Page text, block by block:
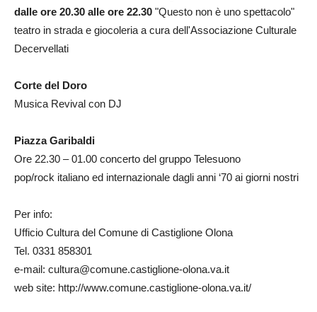
dalle ore 20.30 alle ore 22.30 "Questo non è uno spettacolo"
teatro in strada e giocoleria a cura dell'Associazione Culturale
Decervellati
Corte del Doro
Musica Revival con DJ
Piazza Garibaldi
Ore 22.30 – 01.00 concerto del gruppo Telesuono
pop/rock italiano ed internazionale dagli anni ‘70 ai giorni nostri
Per info:
Ufficio Cultura del Comune di Castiglione Olona
Tel. 0331 858301
e-mail: cultura@comune.castiglione-olona.va.it
web site: http://www.comune.castiglione-olona.va.it/